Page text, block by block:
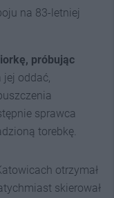
na 83-letniej
próbując
jej oddać,
sprawca
torebkę.
otrzymał
skierował